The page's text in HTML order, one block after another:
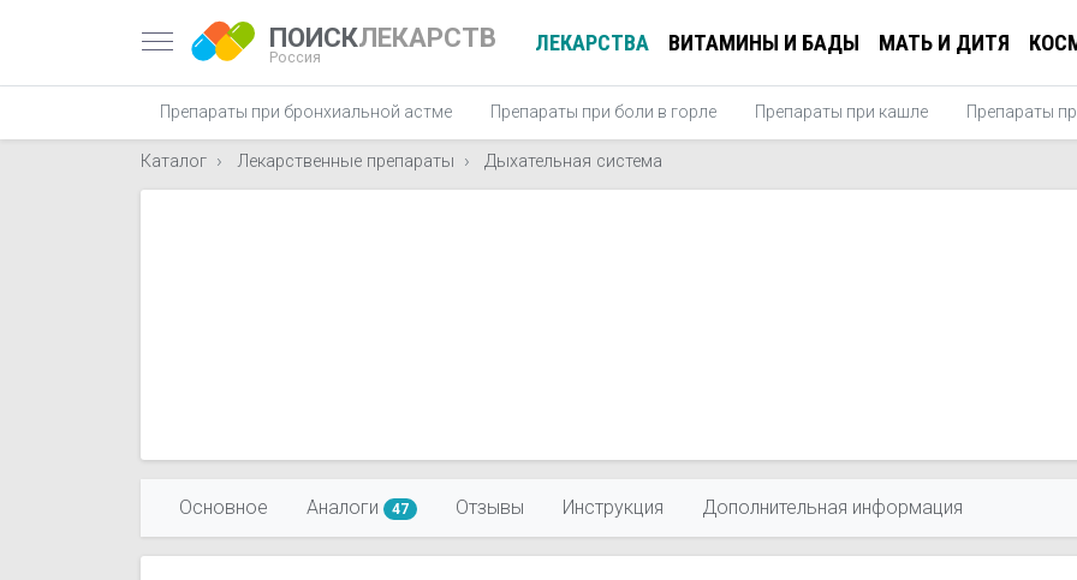
ПОИСКЛЕКАРСТВ
Россия
ЛЕКАРСТВА ВИТАМИНЫ И БАДЫ МАТЬ И ДИТЯ
Препараты при бронхиальной астме Препараты при боли в горле Препараты при кашле Препараты
Каталог Лекарственные препараты Дыхательная система
Основное Аналоги 47 Отзывы Инструкция Дополнительная информация